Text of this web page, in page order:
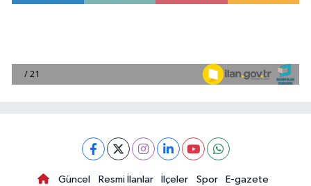
Güncel Resmi İlanlar İlçeler Spor
E-gazete